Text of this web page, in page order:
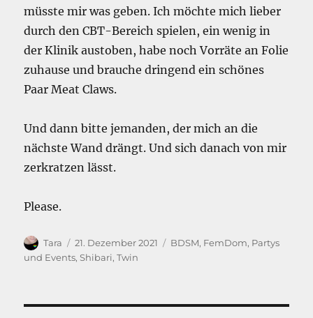
müsste mir was geben. Ich möchte mich lieber
durch den CBT-Bereich spielen, ein wenig in
der Klinik austoben, habe noch Vorräte an Folie
zuhause und brauche dringend ein schönes
Paar Meat Claws.
Und dann bitte jemanden, der mich an die
nächste Wand drängt. Und sich danach von mir
zerkratzen lässt.
Please.
Autor
Tara
Veröffentlicht
am
21. Dezember 2021 Kategorien
BDSM, FemDom, Partys
und Events,Shibari,Twin